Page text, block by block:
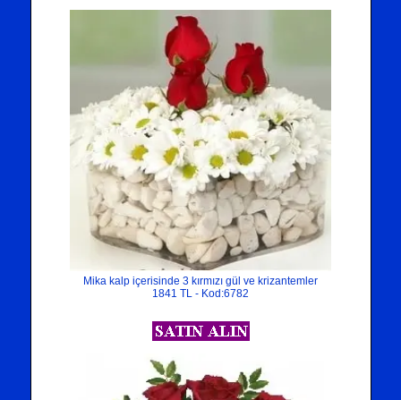
Mika kalp içerisinde 3 kırmızı gül ve krizantemler
1841 TL - Kod:6782